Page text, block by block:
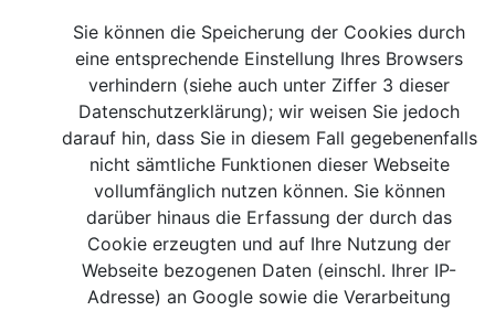
Sie können die Speicherung der Cookies durch
eine entsprechende Einstellung Ihres Browsers
verhindern (siehe auch unter Ziffer 3 dieser
Datenschutzerklärung); wir weisen Sie jedoch
darauf hin, dass Sie in diesem Fall gegebenenfalls
nicht sämtliche Funktionen dieser Webseite
vollumfänglich nutzen können. Sie können
darüber hinaus die Erfassung der durch das
Cookie erzeugten und auf Ihre Nutzung der
Webseite bezogenen Daten (einschl. Ihrer IP-
Adresse) an Google sowie die Verarbeitung